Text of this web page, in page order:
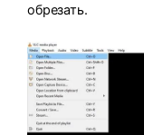
обрезать.